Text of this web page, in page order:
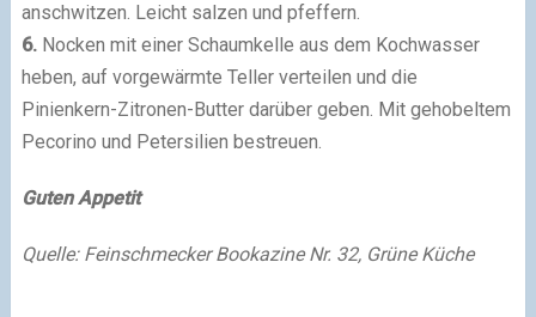
anschwitzen. Leicht salzen und pfeffern.
6.Nocken mit einer Schaumkelle aus dem Kochwasser
heben, auf vorgewärmte Teller verteilen und die
Pinienkern-Zitronen-Butter darüber geben. Mit gehobeltem
Pecorino und Petersilien bestreuen.
Guten Appetit
Quelle: Feinschmecker Bookazine Nr. 32, Grüne Küche